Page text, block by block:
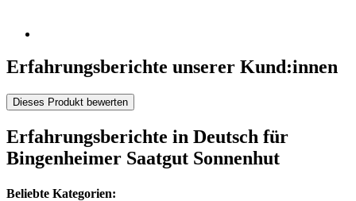
Erfahrungsberichte unserer Kund:innen
Dieses Produkt bewerten
Erfahrungsberichte in Deutsch für
Bingenheimer Saatgut Sonnenhut
Beliebte Kategorien: